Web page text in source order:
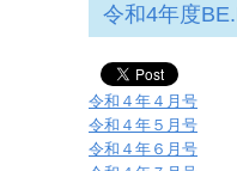
令和4年度
令和４年４月号
令和４年５月号
令和４年６月号